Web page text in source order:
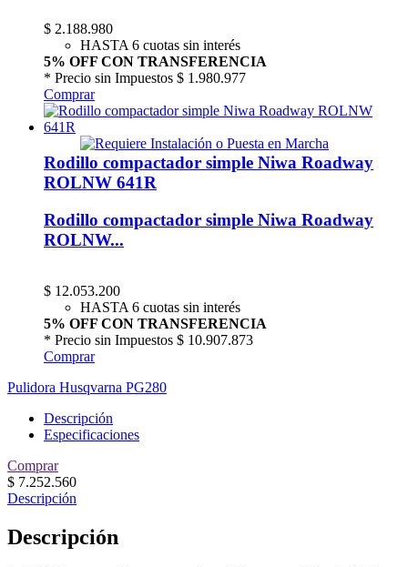
$ 2.188.980
HASTA 6 cuotas sin interés
5% OFF CON TRANSFERENCIA
* Precio sin Impuestos $ 1.980.977
Comprar
Rodillo compactador simple Niwa Roadway
ROLNW 641R
Rodillo compactador simple Niwa Roadway
ROLNW...
$ 12.053.200
HASTA 6 cuotas sin interés
5% OFF CON TRANSFERENCIA
* Precio sin Impuestos $ 10.907.873
Comprar
Pulidora Husqvarna PG280
Descripción
Especificaciones
Comprar
$ 7.252.560
Descripción
Descripción